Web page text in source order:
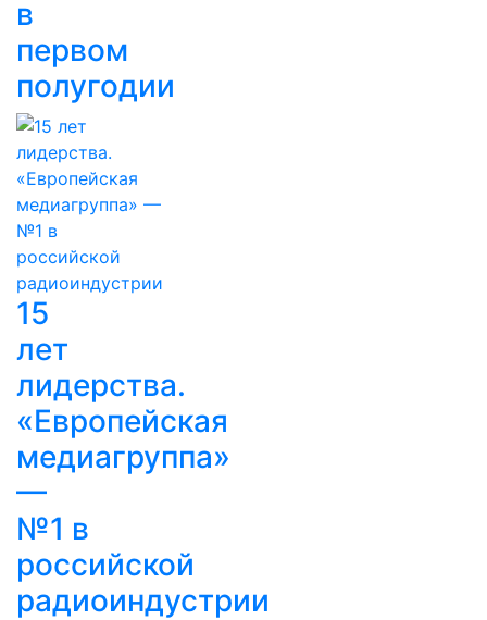
в
первом
полугодии
15
лет
лидерства.
«Европейская
медиагруппа»
—
№1 в
российской
радиоиндустрии